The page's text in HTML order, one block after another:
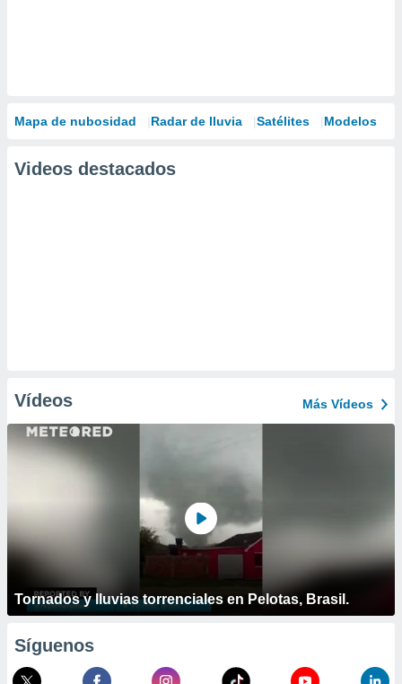
Mapa de nubosidad Radar de lluvia Satélites Modelos
Videos destacados
Vídeos Más Vídeos
Tornados y lluvias torrenciales en Pelotas, Brasil.
Síguenos